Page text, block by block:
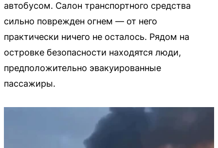
автобусом. Салон транспортного средства
сильно поврежден огнем — от него
практически ничего не осталось. Рядом на
островке безопасности находятся люди,
предположительно эвакуированные
пассажиры.